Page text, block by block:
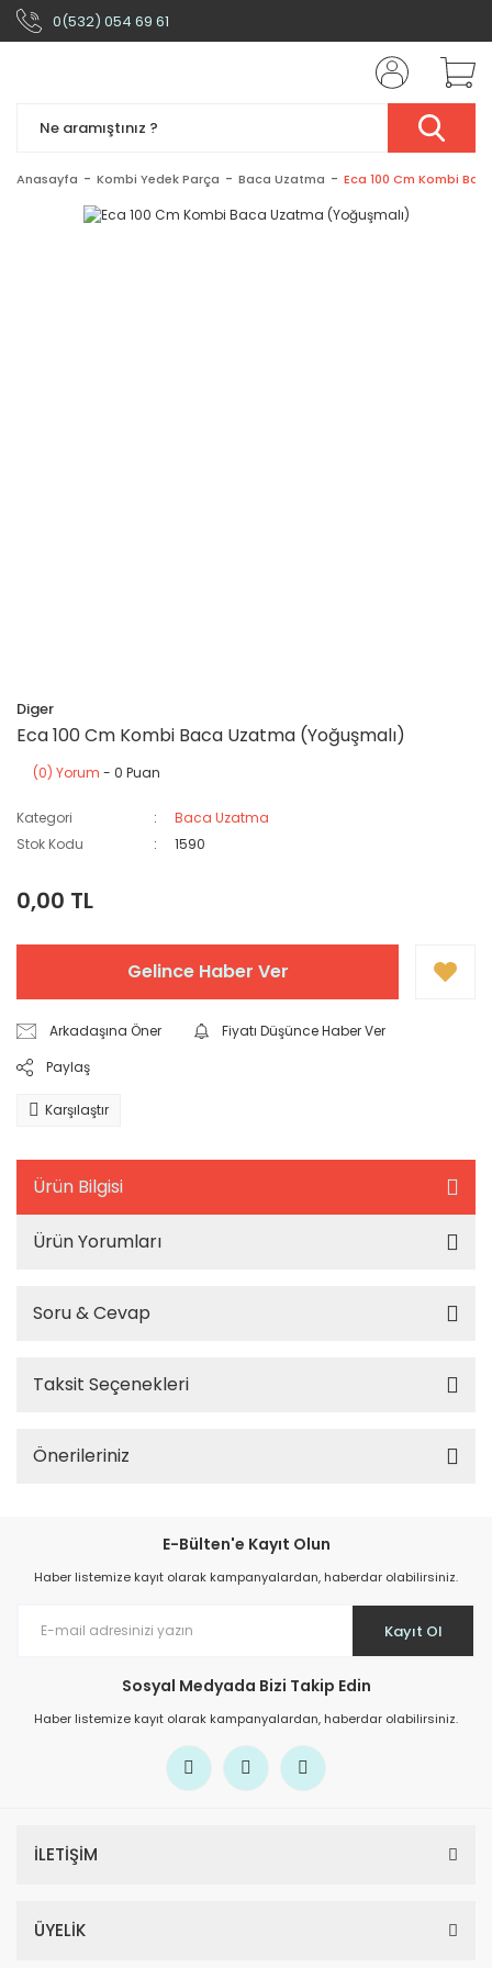
0(532) 054 69 61
Anasayfa Kombi Yedek Parça Baca Uzatma Eca 100 Cm Kombi
Diger
Eca 100 Cm Kombi Baca Uzatma (Yoğuşmalı)
(0) Yorum - 0 Puan
Kategori
Baca Uzatma
Stok Kodu
1590
0,00 TL
Gelince Haber Ver
Arkadaşına Öner
Fiyatı Düşünce Haber Ver
Paylaş
Karşılaştır
Ürün Bilgisi
Ürün Yorumları
Soru & Cevap
Taksit Seçenekleri
Önerileriniz
E-Bülten'e Kayıt Olun
Haber listemize kayıt olarak kampanyalardan, haberdar olabilirsiniz.
Kayıt Ol
Sosyal Medyada Bizi Takip Edin
Haber listemize kayıt olarak kampanyalardan, haberdar olabilirsiniz.
İLETİŞİM
ÜYELİK